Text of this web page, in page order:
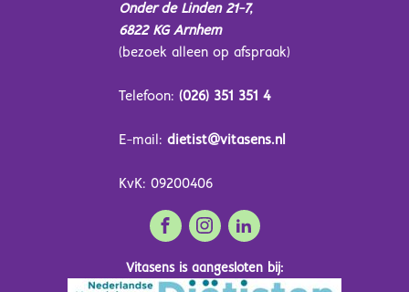
Onder de Linden 21-7,
6822 KG Arnhem
(bezoek alleen op afspraak)
Telefoon: (026) 351 351 4
E-mail: dietist@vitasens.nl
KvK: 09200406
Vitasens is aangesloten bij: